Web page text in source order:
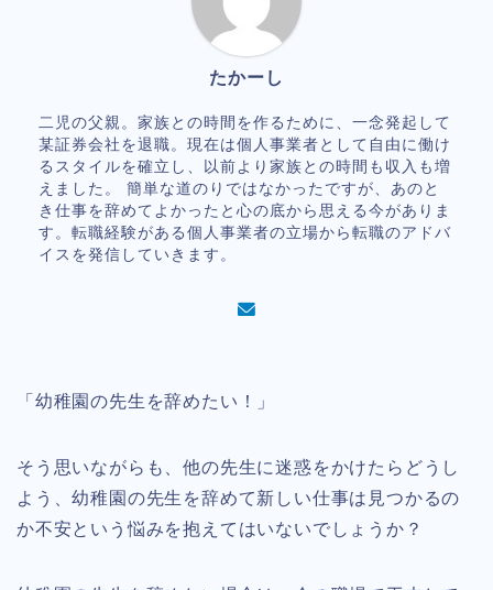
たかーし
二児の父親。家族との時間を作るために、一念発起して
某証券会社を退職。現在は個人事業者として自由に働け
るスタイルを確立し、以前より家族との時間も収入も増
えました。 簡単な道のりではなかったですが、あのと
き仕事を辞めてよかったと心の底から思える今がありま
す。転職経験がある個人事業者の立場から転職のアドバ
イスを発信していきます。
「幼稚園の先生を辞めたい！」
そう思いながらも、他の先生に迷惑をかけたらどうし
よう、幼稚園の先生を辞めて新しい仕事は見つかるの
か不安という悩みを抱えてはいないでしょうか？